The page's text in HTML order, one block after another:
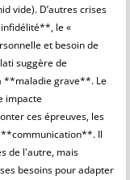
vide). D’autres crises
le «
et besoin de
suggère de
**maladie grave**. Le
impacte
ces épreuves, les
**communication**. Il
de l'autre, mais
besoins pour adapter